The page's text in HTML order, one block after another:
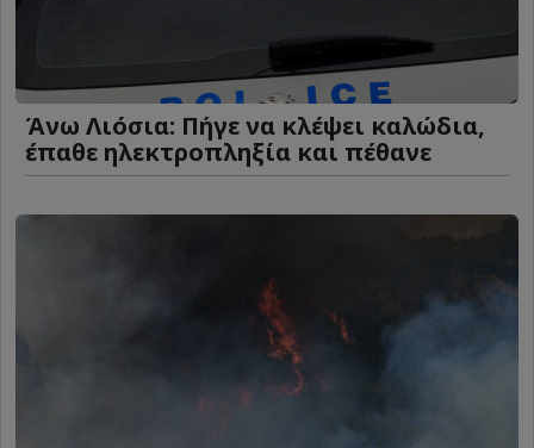
Άνω Λιόσια: Πήγε να κλέψει καλώδια,
έπαθε ηλεκτροπληξία και πέθανε